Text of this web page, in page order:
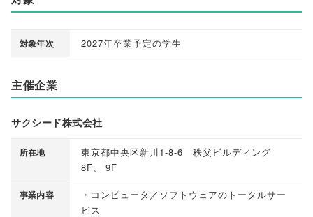
対象年次 2027年卒業予定の学生
主催企業
サクシード株式会社
所在地
東京都中央区新川1-8-6 秩父ビルディング
8F
9F
事業内容
・コンピュータ／ソフトウェアのトータルサー
ビス